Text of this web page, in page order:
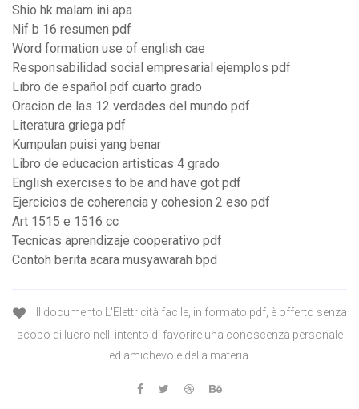
Shio hk malam ini apa
Nif b 16 resumen pdf
Word formation use of english cae
Responsabilidad social empresarial ejemplos pdf
Libro de español pdf cuarto grado
Oracion de las 12 verdades del mundo pdf
Literatura griega pdf
Kumpulan puisi yang benar
Libro de educacion artisticas 4 grado
English exercises to be and have got pdf
Ejercicios de coherencia y cohesion 2 eso pdf
Art 1515 e 1516 cc
Tecnicas aprendizaje cooperativo pdf
Contoh berita acara musyawarah bpd
Il documento L'Elettricità facile, in formato pdf, è offerto senza
scopo di lucro nell' intento di favorire una conoscenza personale
ed amichevole della materia